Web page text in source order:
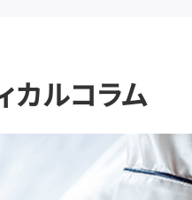
カルコラム